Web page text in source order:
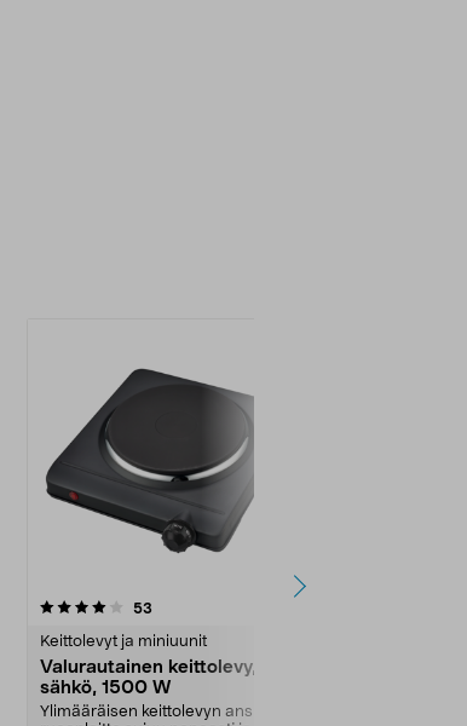
53
Keittolevyt ja miniuunit
Valurautainen keittolevy,
sähkö, 1500 W
Ylimääräisen keittolevyn ansiosta
4.5 viidestä